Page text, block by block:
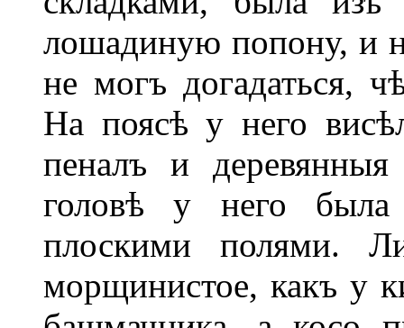
лошадиную попону, и
не могъ догадаться,
На поясѣ у него
пеналъ и
головѣ у него
плоскими полями.
морщинистое, какъ у